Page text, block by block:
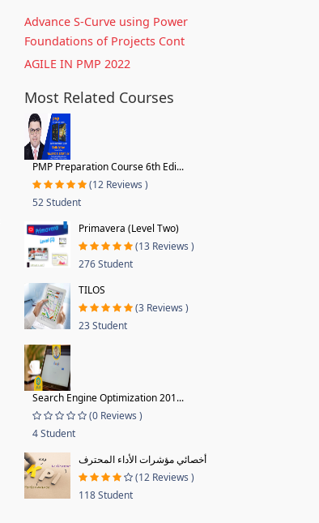
Advance S-Curve using Power
Foundations of Projects Cont
AGILE IN PMP 2022
Most Related Courses
PMP Preparation Course 6th Edi...
(12 Reviews )
52 Student
Primavera (Level Two)
(13 Reviews )
276 Student
TILOS
(3 Reviews )
23 Student
Search Engine Optimization 201...
(0 Reviews )
4 Student
أخصائي مؤشرات الأداء المحترف
(12 Reviews )
118 Student